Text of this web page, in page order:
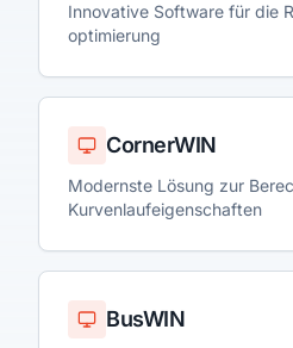
Innovative Software für die
optimierung
CornerWIN
Modernste Lösung zur
Kurvenlaufeigenschaften
BusWIN